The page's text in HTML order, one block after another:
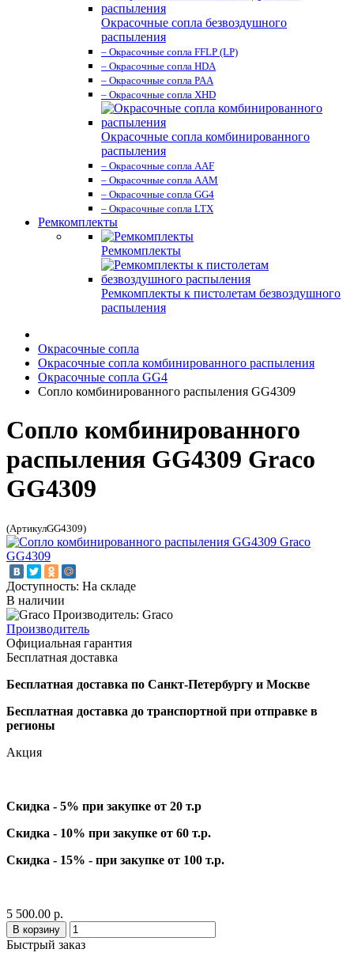
Окрасочные сопла безвоздушного
распыления
– Окрасочные сопла FFLP (LP)
– Окрасочные сопла HDA
– Окрасочные сопла PAA
– Окрасочные сопла XHD
Окрасочные сопла комбинированного
распыления
– Окрасочные сопла AAF
– Окрасочные сопла AAM
– Окрасочные сопла GG4
– Окрасочные сопла LTX
Ремкомплекты
Ремкомплекты
Ремкомплекты к пистолетам безвоздушного
распыления
Окрасочные сопла
Окрасочные сопла комбинированного распыления
Окрасочные сопла GG4
Сопло комбинированного распыления GG4309
Сопло комбинированного
распыления GG4309 Graco
GG4309
(АртикулGG4309)
Доступность: На складе
В наличии
Производитель: Graco
Производитель
Официальная гарантия
Бесплатная доставка
Бесплатная доставка по Санкт-Петербургу и Москве
Бесплатная доставка до транспортной при отправке в
регионы
Акция
Скидка - 5% при закупке от 20 т.р
Скидка - 10% при закупке от 60 т.р.
Скидка - 15% - при закупке от 100 т.р.
5 500.00 р.
В корзину
Быстрый заказ